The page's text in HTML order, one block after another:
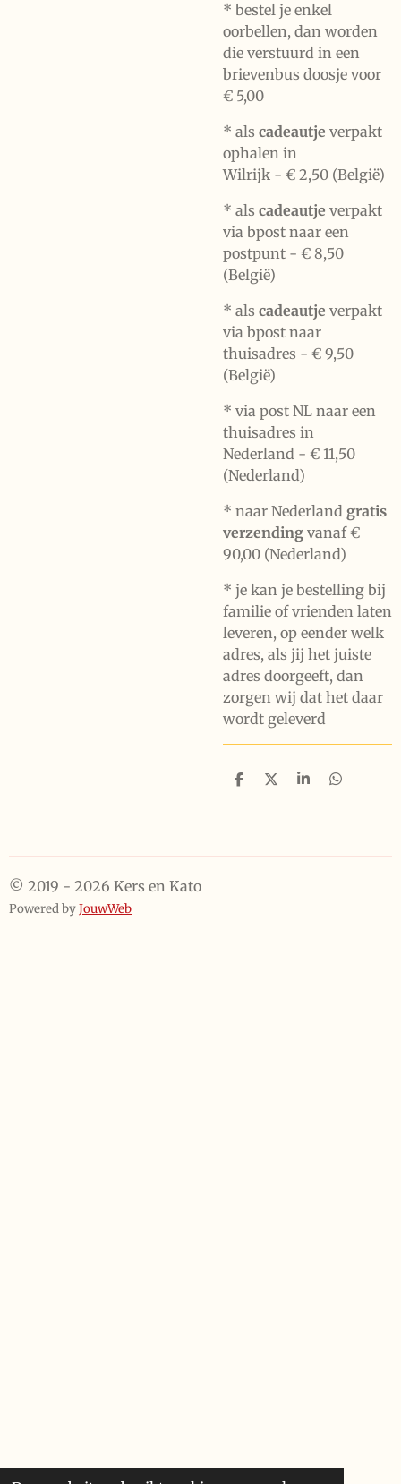
* bestel je enkel
oorbellen, dan worden
die verstuurd in een
brievenbus doosje voor
€ 5,00
* als cadeautje verpakt
ophalen in
Wilrijk - € 2,50 (België)
* als cadeautje verpakt
via bpost naar een
postpunt - € 8,50
(België)
* als cadeautje verpakt
via bpost naar
thuisadres - € 9,50
(België)
* via post NL naar een
thuisadres in
Nederland - € 11,50
(Nederland)
* naar Nederland gratis
verzending vanaf €
90,00 (Nederland)
* je kan je bestelling bij
familie of vrienden laten
leveren, op eender welk
adres, als jij het juiste
adres doorgeeft, dan
zorgen wij dat het daar
wordt geleverd
D
D
S
D
© 2019 - 2026 Kers en Kato
Powered byJouwWeb